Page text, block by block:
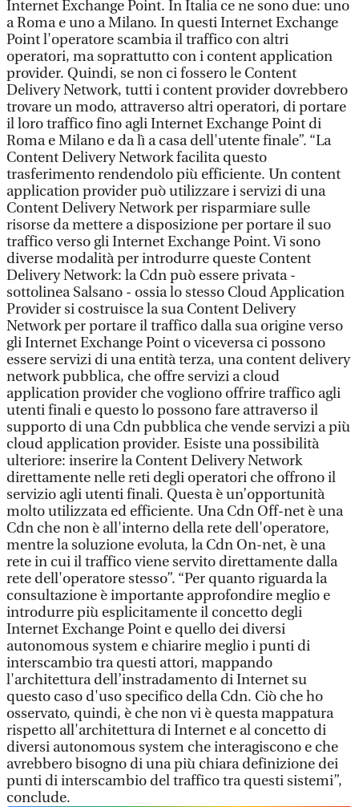
Internet Exchange Point. In Italia ce ne sono due: uno
a Roma e uno a Milano. In questi Internet Exchange
Point l'operatore scambia il traffico con altri
operatori, ma soprattutto con i content application
provider. Quindi, se non ci fossero le Content
Delivery Network, tutti i content provider dovrebbero
trovare un modo, attraverso altri operatori, di portare
il loro traffico fino agli Internet Exchange Point di
Roma e Milano e da lì a casa dell'utente finale”. “La
Content Delivery Network facilita questo
trasferimento rendendolo più efficiente. Un content
application provider può utilizzare i servizi di una
Content Delivery Network per risparmiare sulle
risorse da mettere a disposizione per portare il suo
traffico verso gli Internet Exchange Point. Vi sono
diverse modalità per introdurre queste Content
Delivery Network: la Cdn può essere privata -
sottolinea Salsano - ossia lo stesso Cloud Application
Provider si costruisce la sua Content Delivery
Network per portare il traffico dalla sua origine verso
gli Internet Exchange Point o viceversa ci possono
essere servizi di una entità terza, una content delivery
network pubblica, che offre servizi a cloud
application provider che vogliono offrire traffico agli
utenti finali e questo lo possono fare attraverso il
supporto di una Cdn pubblica che vende servizi a più
cloud application provider. Esiste una possibilità
ulteriore: inserire la Content Delivery Network
direttamente nelle reti degli operatori che offrono il
servizio agli utenti finali. Questa è un’opportunità
molto utilizzata ed efficiente. Una Cdn Off-net è una
Cdn che non è all'interno della rete dell'operatore,
mentre la soluzione evoluta, la Cdn On-net, è una
rete in cui il traffico viene servito direttamente dalla
rete dell'operatore stesso”. “Per quanto riguarda la
consultazione è importante approfondire meglio e
introdurre più esplicitamente il concetto degli
Internet Exchange Point e quello dei diversi
autonomous system e chiarire meglio i punti di
interscambio tra questi attori, mappando
l'architettura dell’instradamento di Internet su
questo caso d'uso specifico della Cdn. Ciò che ho
osservato, quindi, è che non vi è questa mappatura
rispetto all'architettura di Internet e al concetto di
diversi autonomous system che interagiscono e che
avrebbero bisogno di una più chiara definizione dei
punti di interscambio del traffico tra questi sistemi”,
conclude.